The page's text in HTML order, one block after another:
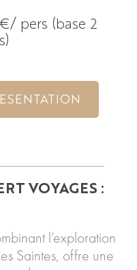
/ pers (base 2
VOYAGES :
l’exploration
Saintes, offre une